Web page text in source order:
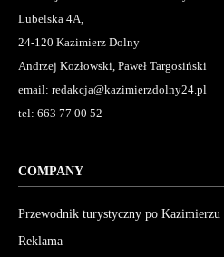
Lubelska 4A,
24-120 Kazimierz Dolny
Andrzej Kozłowski, Paweł Targosiński
email: redakcja@kazimierzdolny24.pl
tel: 663 77 00 52
COMPANY
Przewodnik turystyczny po
Reklama